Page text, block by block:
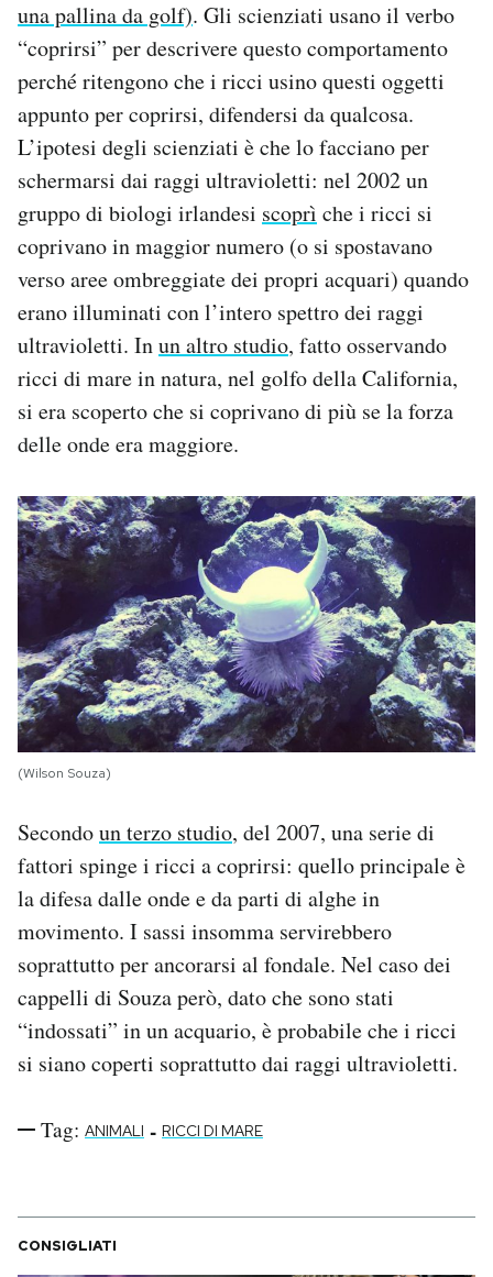
una pallina da golf). Gli scienziati usano il verbo
“coprirsi” per descrivere questo comportamento
perché ritengono che i ricci usino questi oggetti
appunto per coprirsi, difendersi da qualcosa.
L’ipotesi degli scienziati è che lo facciano per
schermarsi dai raggi ultravioletti: nel 2002 un
gruppo di biologi irlandesi scoprì che i ricci si
coprivano in maggior numero (o si spostavano
verso aree ombreggiate dei propri acquari) quando
erano illuminati con l’intero spettro dei raggi
ultravioletti. Inun altro studio, fatto osservando
ricci di mare in natura, nel golfo della California,
si era scoperto che si coprivano di più se la forza
delle onde era maggiore.
(Wilson Souza)
Secondoun terzo studio, del 2007, una serie di
fattori spinge i ricci a coprirsi: quello principale è
la difesa dalle onde e da parti di alghe in
movimento. I sassi insomma servirebbero
soprattutto per ancorarsi al fondale. Nel caso dei
cappelli di Souza però, dato che sono stati
“indossati” in un acquario, è probabile che i ricci
si siano coperti soprattutto dai raggi ultravioletti.
Tag: ANIMALI - RICCI DI MARE
CONSIGLIATI